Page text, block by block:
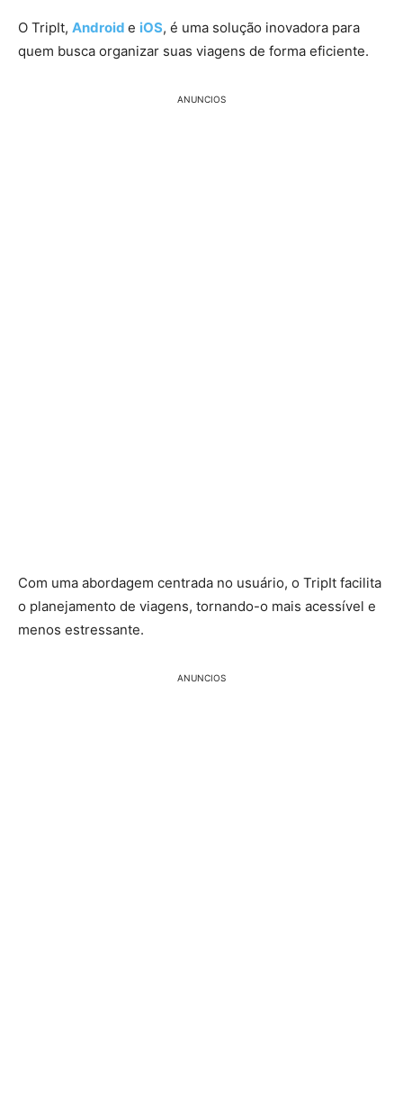
O TripIt, Android e iOS, é uma solução inovadora para
quem busca organizar suas viagens de forma eficiente.
ANUNCIOS
Com uma abordagem centrada no usuário, o TripIt facilita
o planejamento de viagens, tornando-o mais acessível e
menos estressante.
ANUNCIOS